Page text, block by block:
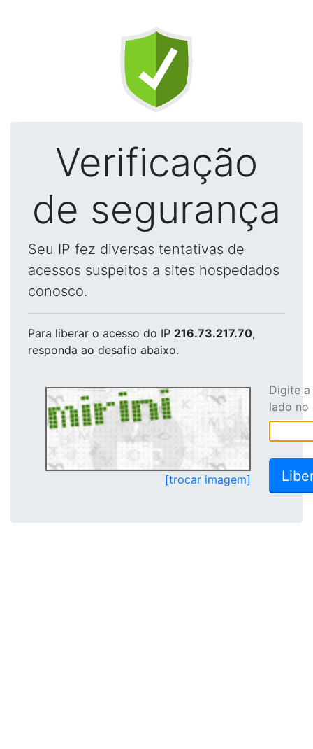
Verificação
de segurança
Seu IP fez diversas tentativas de
acessos suspeitos a sites hospedados
conosco.
Para liberar o acesso do IP 216.73.217.70,
responda ao desafio abaixo.
[trocar imagem]
Digite
lado no